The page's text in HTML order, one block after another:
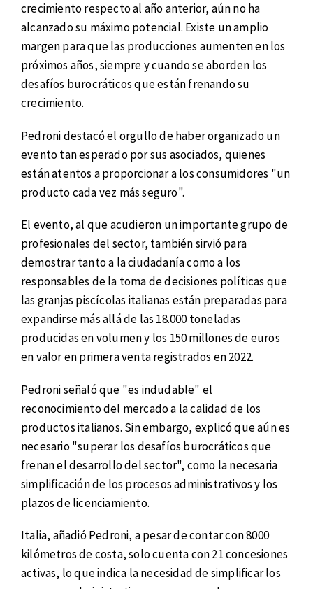
crecimiento respecto al año anterior, aún no ha
alcanzado su máximo potencial. Existe un amplio
margen para que las producciones aumenten en los
próximos años, siempre y cuando se aborden los
desafíos burocráticos que están frenando su
crecimiento.
Pedroni destacó el orgullo de haber organizado un
evento tan esperado por sus asociados, quienes
están atentos a proporcionar a los consumidores "un
producto cada vez más seguro".
El evento, al que acudieron un importante grupo de
profesionales del sector, también sirvió para
demostrar tanto a la ciudadanía como a los
responsables de la toma de decisiones políticas que
las granjas piscícolas italianas están preparadas para
expandirse más allá de las 18.000 toneladas
producidas en volumen y los 150 millones de euros
en valor en primera venta registrados en 2022.
Pedroni señaló que "es indudable" el
reconocimiento del mercado a la calidad de los
productos italianos. Sin embargo, explicó que aún es
necesario "superar los desafíos burocráticos que
frenan el desarrollo del sector", como la necesaria
simplificación de los procesos administrativos y los
plazos de licenciamiento.
Italia, añadió Pedroni, a pesar de contar con 8000
kilómetros de costa, solo cuenta con 21 concesiones
activas, lo que indica la necesidad de simplificar los